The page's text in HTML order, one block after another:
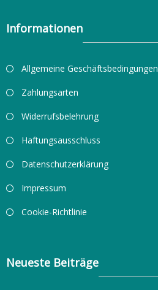
Informationen
Allgemeine Geschäftsbedingungen
Zahlungsarten
Widerrufsbelehrung
Haftungsausschluss
Datenschutzerklärung
Impressum
Cookie-Richtlinie
Neueste Beiträge